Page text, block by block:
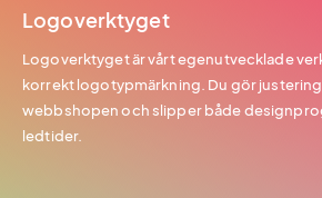
Logoverktyget
Logoverktyget är vårt egenutvecklade
korrekt logotypmärkning. Du gör
webbshopen och slipper både
ledtider.